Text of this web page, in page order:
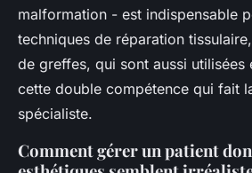
malformation - est indispensable
techniques de réparation
de greffes, qui sont aussi utilisées
cette double compétence qui fait
spécialiste.
Comment gérer un patient